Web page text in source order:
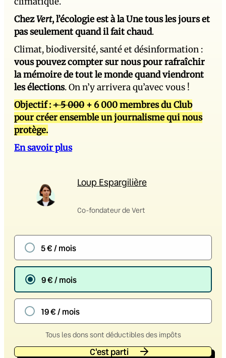
ChezVert, l’écologie est à la Une tous les jours et
pas seulement quand il fait chaud.
Climat, biodiversité, santé et désinformation :
vous pouvez compter sur nous pour rafraîchir
la mémoire de tout le monde quand viendront
les élections. On n’y arrivera qu’avec vous !
Objectif :+ 5 000 + 6 000 membres du Club
pour créer ensemble un journalisme qui nous
protège.
En savoir plus
Loup Espargilière
Co-fondateur de Vert
5 € / mois
9 € / mois
19 € / mois
Tous les dons sont déductibles des impôts
C'est parti